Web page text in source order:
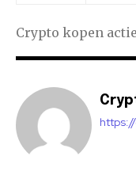
Crypto kopen